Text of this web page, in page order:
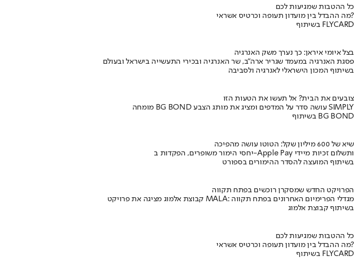
כל ההטבות שמגיעות לכם
מה ההבדל בין מועדון תעופה וכרטיס אשראי?
בשיתוף FLYCARD
בצל איומי איראן: כך נערך משק האנרגיה
פסגת האנרגיה במעמד שגריר ארה"ב, שר האנרגיה ובכירי התעשייה בישראל ובעולם
בשיתוף המכון הישראלי לאנרגיה ולסביבה
צובעים את הבית? אל תעשו את הטעות הזו
מומחה BG BOND עושה סדר על המדפים ומציג את מותג הצבע SIMPLY
בשיתוף BG BOND
שיא של 600 מיליון שקל: הטוטו עושה מהפיכה
יחסי הימור משופרים, הפקדות ב-Apple Pay ותשלום זכיות מיידי
בשיתוף המועצה להסדר ההימורים בספורט
הפרויקט החדש שמסקרן רוכשים בפתח תקווה
קבוצת אלמוג מציגה את פרויקט MALA: מגדלי הפרימיום האחרונים בפתח תקווה
בשיתוף קבוצת אלמוג
כל ההטבות שמגיעות לכם
מה ההבדל בין מועדון תעופה וכרטיס אשראי?
בשיתוף FLYCARD